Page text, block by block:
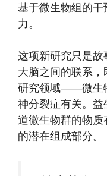
基于微生物组的
力。
这项新研究只是
大脑之间的联系
研究领域——微生
神分裂症有关。
道微生物群的物
的潜在组成部分。